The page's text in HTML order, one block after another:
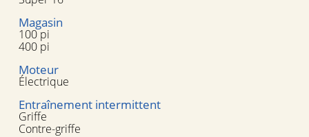
Magasin
100 pi
400 pi
Moteur
Électrique
Entraînement intermittent
Griffe
Contre-griffe